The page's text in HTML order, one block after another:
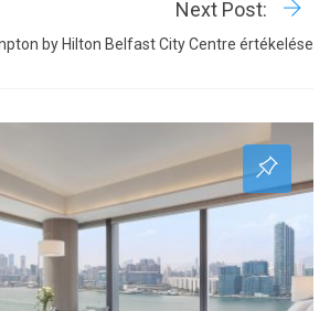
Next Post:
by Hilton Belfast City Centre értékelése